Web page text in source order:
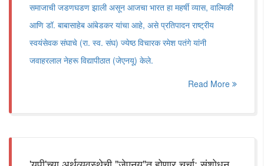
समाजाची जडणघडण झाली असून आजचा भारत हा महर्षी व्यास, वाल्मिकी
आणि डॉ. बाबासाहेब आंबेडकर यांचा आहे, असे प्रतिपादन राष्ट्रीय
स्वयंसेवक संघाचे (रा. स्व. संघ) ज्येष्ठ विचारक रमेश पतंगे यांनी
जवाहरलाल नेहरू विद्यापीठात (जेएनयू) केले.
Read More